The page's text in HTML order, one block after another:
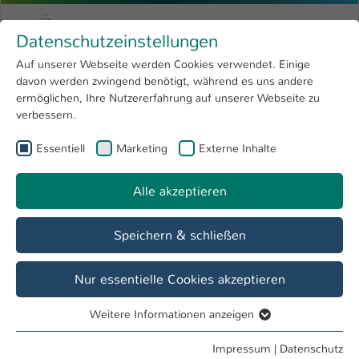
Menu
Forschung 4
Open submenu
Hochschule
International
Zum Hauptinhalt springen
Hochschule Kaiserslautern
Sie sind hier:
Master
Innovations-Management: Innovation is...
what you make of it!
The MBA distance learning program in Innovation
Datenschutzeinstellungen
Auf unserer Webseite werden Cookies verwendet. Einige
davon werden zwingend benötigt, während es uns andere
ermöglichen, Ihre Nutzererfahrung auf unserer Webseite zu
verbessern.
Essentiell Marketing Externe Inhalte
Alle akzeptieren
Speichern & schließen
Nur essentielle Cookies akzeptieren
Essentielle Cookies werden für grundlegende Funktionen
Weitere Informationen anzeigen
Impressum | Datenschutz